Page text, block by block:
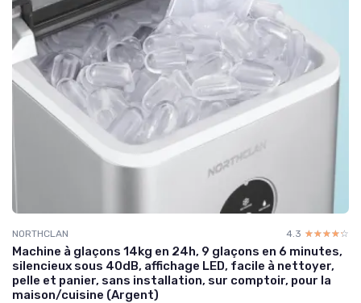
NORTHCLAN 4.3 ☆☆☆☆☆
★★★★★
Machine à glaçons 14kg en 24h, 9 glaçons en 6 minutes,
silencieux sous 40dB, affichage LED, facile à nettoyer,
pelle et panier, sans installation, sur comptoir, pour la
maison/cuisine (Argent)